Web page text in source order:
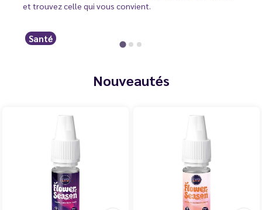
et trouvez celle qui vous convient.
Santé
Nouveautés